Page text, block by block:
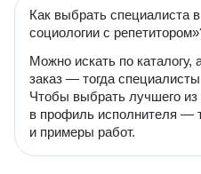
Как выбрать специалиста
социологии с
Можно искать по каталогу,
заказ — тогда
Чтобы выбрать лучшего из
в профиль исполнителя —
и примеры работ.